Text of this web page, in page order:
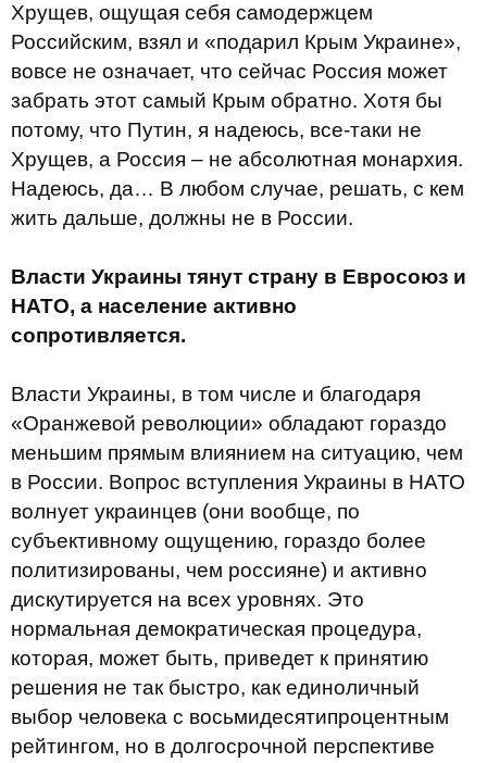
Хрущев, ощущая себя самодержцем
Российским, взял и «подарил Крым Украине»,
вовсе не означает, что сейчас Россия может
забрать этот самый Крым обратно. Хотя бы
потому, что Путин, я надеюсь, все-таки не
Хрущев, а Россия – не абсолютная монархия.
Надеюсь, да… В любом случае, решать, с кем
жить дальше, должны не в России.
Власти Украины тянут страну в Евросоюз и
НАТО, а население активно
сопротивляется.
Власти Украины, в том числе и благодаря
«Оранжевой революции» обладают гораздо
меньшим прямым влиянием на ситуацию, чем
в России. Вопрос вступления Украины в НАТО
волнует украинцев (они вообще, по
субъективному ощущению, гораздо более
политизированы, чем россияне) и активно
дискутируется на всех уровнях. Это
нормальная демократическая процедура,
которая, может быть, приведет к принятию
решения не так быстро, как единоличный
выбор человека с восьмидесятипроцентным
рейтингом, но в долгосрочной перспективе